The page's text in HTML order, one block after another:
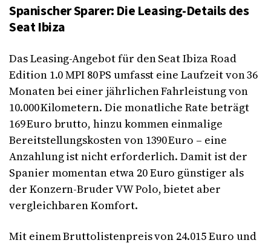
Spanischer Sparer: Die Leasing-Details des
Seat Ibiza
Das Leasing-Angebot für den Seat Ibiza Road
Edition 1.0 MPI 80 PS umfasst eine Laufzeit von 36
Monaten bei einer jährlichen Fahrleistung von
10.000 Kilometern. Die monatliche Rate beträgt
169 Euro brutto, hinzu kommen einmalige
Bereitstellungskosten von 1390 Euro – eine
Anzahlung ist nicht erforderlich. Damit ist der
Spanier momentan etwa 20 Euro günstiger als
der Konzern-Bruder VW Polo, bietet aber
vergleichbaren Komfort.
Mit einem Bruttolistenpreis von 24.015 Euro und